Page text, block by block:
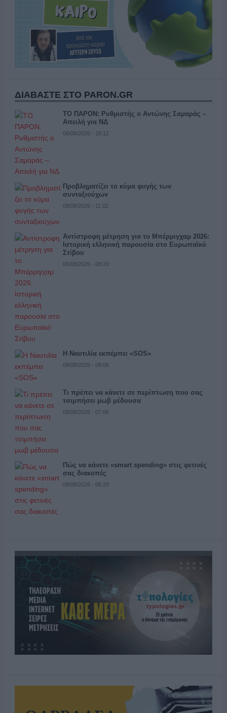
ΔΙΑΒΑΣΤΕ ΣΤΟ PARON.GR
ΤΟ ΠΑΡΟΝ: Ρυθμιστής ο Αντώνης Σαμαράς –
Απειλή για ΝΔ
08/08/2026 - 18:12
Προβληματίζει το κύμα φυγής των
συνταξιούχων
08/08/2026 - 11:02
Αντίστροφη μέτρηση για το Μπέρμιγχαμ 2026:
Ιστορική ελληνική παρουσία στο Ευρωπαϊκό
Στίβου
08/08/2026 - 08:20
Η Ναυτιλία εκπέμπει «SOS»
08/08/2026 - 08:06
Τι πρέπει να κάνετε σε περίπτωση που σας
τσιμπήσει μωβ μέδουσα
08/08/2026 - 07:06
Πώς να κάνετε «smart spending» στις φετινές
σας διακοπές
08/08/2026 - 06:20